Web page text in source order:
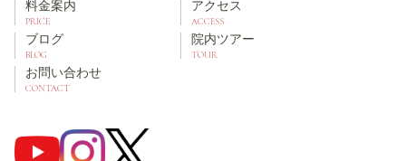
料金案内
PRICE
アクセス
ACCESS
ブログ
BLOG
院内ツアー
TOUR
お問い合わせ
CONTACT